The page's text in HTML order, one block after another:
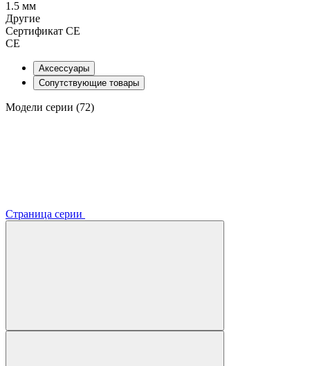
1.5 мм
Другие
Сертификат CE
CE
Аксессуары
Сопутствующие товары
Модели серии (72)
Страница серии